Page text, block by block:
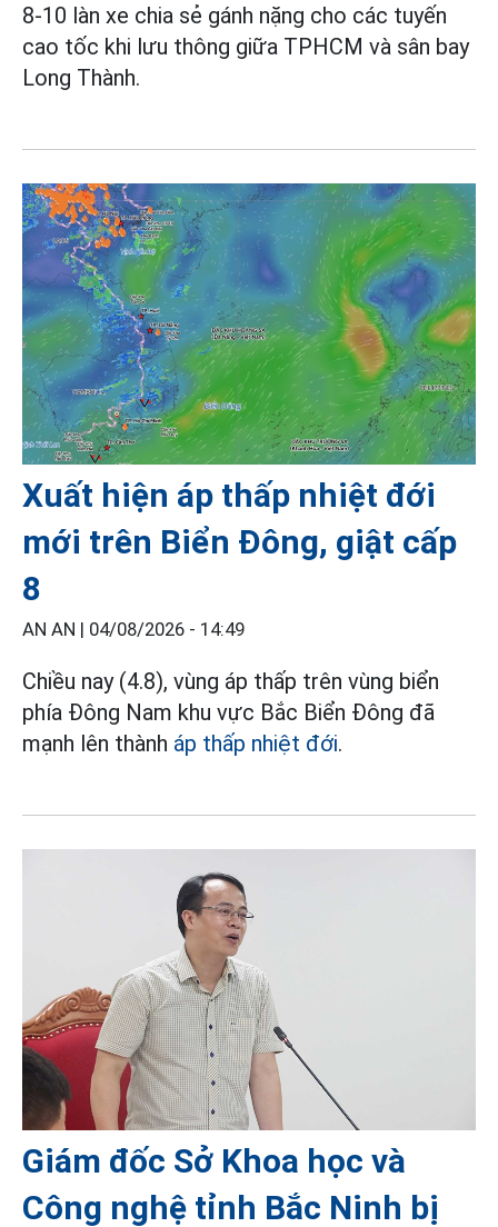
8-10 làn xe chia sẻ gánh nặng cho các tuyến
cao tốc khi lưu thông giữa TPHCM và sân bay
Long Thành.
Xuất hiện áp thấp nhiệt đới
mới trên Biển Đông, giật cấp
8
AN AN | 04/08/2026 - 14:49
Chiều nay (4.8), vùng áp thấp trên vùng biển
phía Đông Nam khu vực Bắc Biển Đông đã
mạnh lên thành áp thấp nhiệt đới.
Giám đốc Sở Khoa học và
Công nghệ tỉnh Bắc Ninh bị